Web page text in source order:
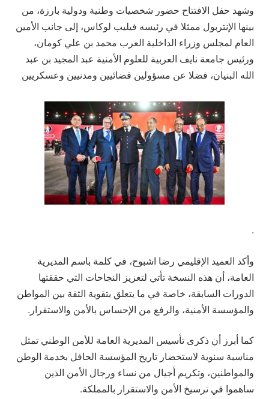
وشهد حفل الافتتاح حضور شخصيات وطنية ودولية بارزة، من
بينها الإنتربول ممثلا في رئيسه فيليب لوكاس، إلى جانب الأمين
العام لمجلس وزراء الداخلية العرب محمد بن علي كومان،
ورئيس جامعة نايف العربية للعلوم الأمنية عبد المجيد بن عبد
الله البنيان، فضلا عن مسؤولين قضائيين ومدنيين وعسكريين
.
وأكد العميد الإقليمي رضا اشبوح، في كلمة باسم المديرية
العامة، أن هذه النسخة تأتي لتعزيز النجاحات التي حققتها
الدورات السابقة، خاصة في ما يتعلق بتقوية الثقة بين المواطن
والمؤسسة الأمنية، والرفع من الإحساس بالأمن والاستقرار.
كما أبرز أن ذكرى تأسيس المديرية العامة للأمن الوطني تمثل
مناسبة سنوية لاستحضار تاريخ المؤسسة الحافل بخدمة الوطن
والمواطنين، وتكريم أجيال من نساء ورجال الأمن الذين
ساهموا في ترسيخ الأمن والاستقرار بالمملكة.